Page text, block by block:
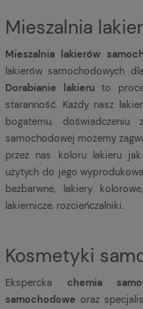
Mieszalnia
Mieszalnia lakierów
lakierów samochodowych
Dorabianie lakieru to
staranność. Każdy nasz
bogatemu,
samochodowej możemy
przez nas koloru lakieru jak
użytych do jego
bezbarwne, lakiery
lakiernicze, rozcieńczalniki.
Kosmetyki
Ekspercka chemia
samochodowe oraz